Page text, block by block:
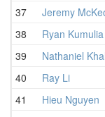
37
Jeremy
38
Ryan Kumulia
39
Nathaniel
40
Ray Li
41
Hieu Nguyen